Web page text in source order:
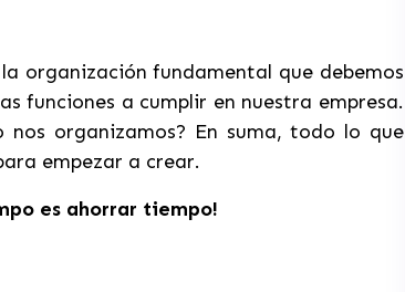
organización fundamental que debemos
funciones a cumplir en nuestra empresa.
nos organizamos? En suma, todo lo que
empezar a crear.
es ahorrar tiempo!